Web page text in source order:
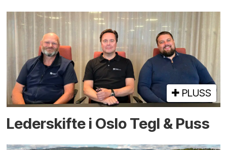
PLUSS
Lederskifte i Oslo Tegl & Puss